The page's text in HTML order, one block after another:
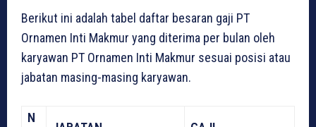
Berikut ini adalah tabel daftar besaran gaji PT
Ornamen Inti Makmur yang diterima per bulan oleh
karyawan PT Ornamen Inti Makmur sesuai posisi atau
jabatan masing-masing karyawan.
N